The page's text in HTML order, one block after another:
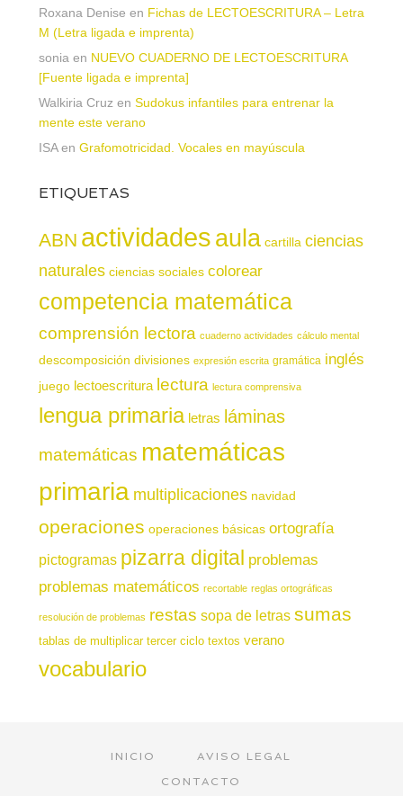
Roxana Denise en Fichas de LECTOESCRITURA – Letra
M (Letra ligada e imprenta)
sonia en NUEVO CUADERNO DE LECTOESCRITURA
[Fuente ligada e imprenta]
Walkiria Cruz en Sudokus infantiles para entrenar la
mente este verano
ISAen Grafomotricidad. Vocales en mayúscula
ETIQUETAS
ABN actividadesaula cartilla ciencias
naturales ciencias sociales colorear
competencia matemática
comprensión lectora cuaderno actividades cálculo mental
descomposición divisiones expresión escrita gramática inglés
juego lectoescritura lectura lectura comprensiva
lengua primaria letras láminas
matemáticas matemáticas
primaria multiplicaciones navidad
operaciones operaciones básicas ortografía
pictogramas pizarra digital problemas
problemas matemáticos recortable reglas ortográficas
resolución de problemas restas sopa de letras sumas
tablas de multiplicar tercer ciclo textos verano
vocabulario
INICIO
AVISO LEGAL
CONTACTO